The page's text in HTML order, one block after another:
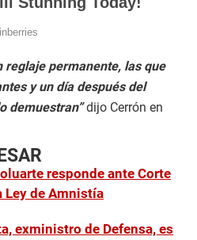
reglaje permanente, las que
y un día después del
demuestran”dijo Cerrón en
responde ante Corte
Ley de Amnistía
exministro de Defensa, es